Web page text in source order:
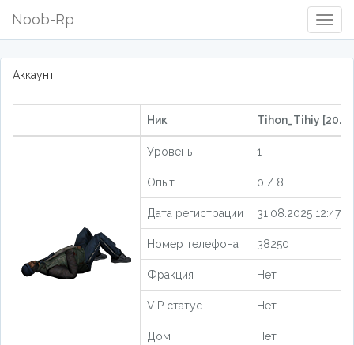
Noob-Rp
Аккаунт
Ник Tihon_Tihiy
Уровень 1
Опыт 0 / 8
Дата регистрации 31.08.2025
Номер телефона 38250
Фракция Нет
VIP статус Нет
Дом Нет